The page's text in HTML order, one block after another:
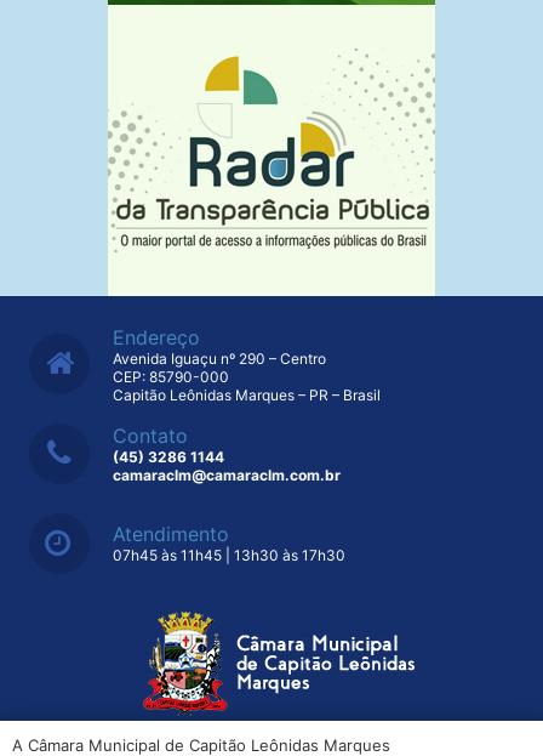
Endereço
Avenida Iguaçu nº 290 – Centro
CEP: 85790-000
Capitão Leônidas Marques – PR – Brasil
Contato
(45) 3286 1144
camaraclm@camaraclm.com.br
Atendimento
07h45 às 11h45 | 13h30 às 17h30
A Câmara Municipal de Capitão Leônidas Marques